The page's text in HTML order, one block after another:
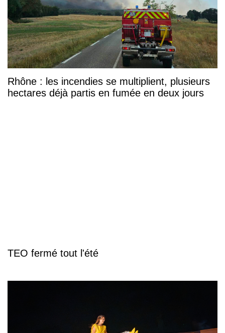
Rhône : les incendies se multiplient, plusieurs
hectares déjà partis en fumée en deux jours
TEO fermé tout l'été